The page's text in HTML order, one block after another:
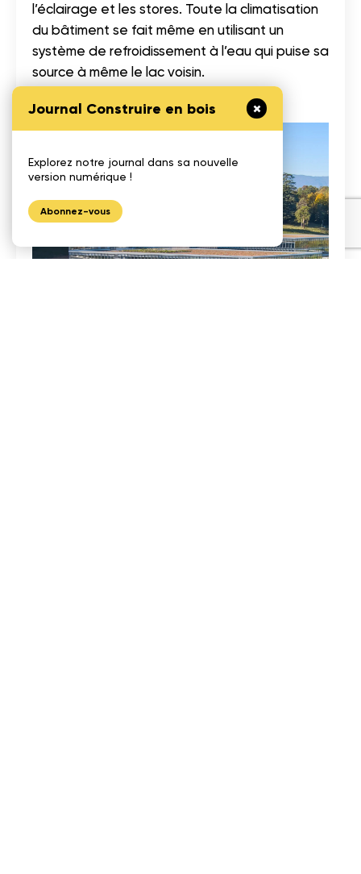
Journal Construire en bois
Explorez notre journal dans sa nouvelle
version numérique !
Abonnez-vous
l’éclairage et les stores. Toute la climatisation
du bâtiment se fait même en utilisant un
système de refroidissement à l’eau qui puise sa
source à même le lac voisin.